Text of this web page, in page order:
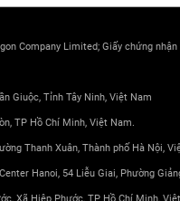
Company Limited; Giấy chứng
Giuộc, Tỉnh Tây Ninh, Việt Nam
TP Hồ Chí Minh, Việt Nam.
Thanh Xuân, Thành phố Hà Nội,
Hanoi, 54 Liễu Giai, Phường